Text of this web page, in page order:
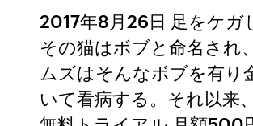
2017年8月26日 足をケガ
その猫はボブと命名され
ムズはそんなボブを有り
いて看病する。それ以来